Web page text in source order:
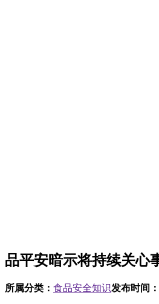
品平安暗示将持续关心
所属分类： 食品安全知识发布时间：